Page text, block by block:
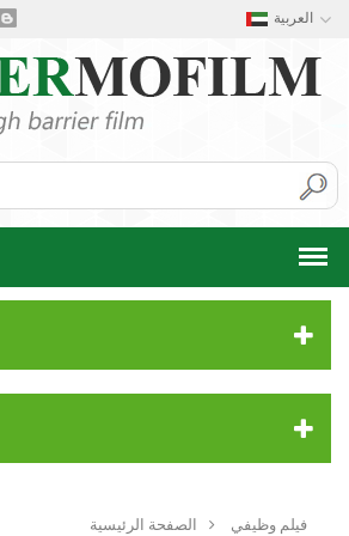
العربية
الصفحة الرئيسية فيلم وظيفي